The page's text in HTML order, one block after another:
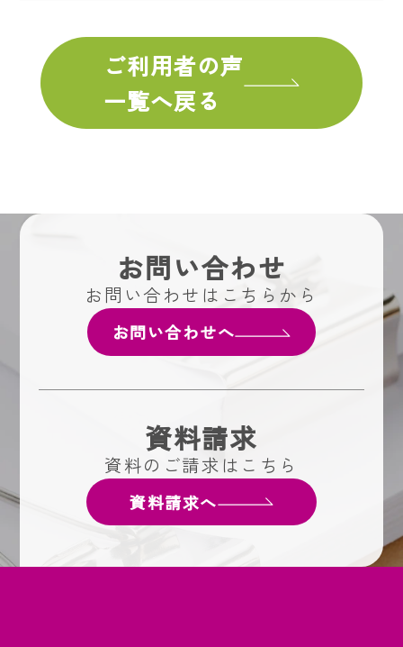
ご利用者の声
一覧へ戻る
お問い合わせ
お問い合わせはこちらから
お問い合わせへ
資料請求
資料のご請求はこちら
資料請求へ